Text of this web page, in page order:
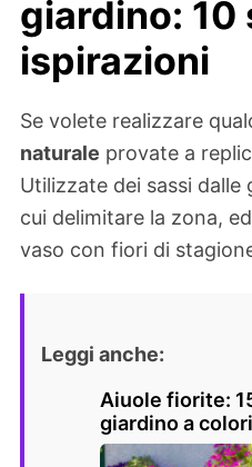
giardino: 10
ispirazioni
Se volete realizzare
naturale provate a
Utilizzate dei sassi
cui delimitare la zona,
vaso con fiori di
Leggi anche:
Aiuole fiorite:
giardino a